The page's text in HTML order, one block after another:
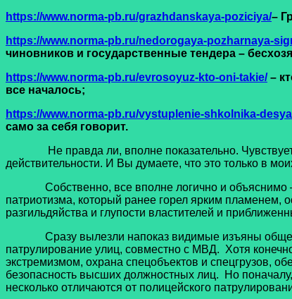
https://www.norma-pb.ru/grazhdanskaya-poziciya/–
https://www.norma-pb.ru/nedorogaya-pozharnaya-
чиновников и государственные тендера –
https://www.norma-pb.ru/evrosoyuz-kto-oni-takie/–
все началось;
https://www.norma-pb.ru/vystuplenie-shkolnika-
само за себя говорит.
Не правда ли, вполне показательно.
действительности. И Вы думаете, что это только в
Собственно, все вполне логично и объяснимо –
патриотизма, который ранее горел ярким пламенем,
разгильдяйства и глупости властителей и
Сразу вылезли напоказ видимые изъяны
патрулирование улиц, совместно с МВД. Хотя
экстремизмом, охрана спецобъектов и спецгрузов,
безопасность высших должностных лиц. Но
несколько отличаются от полицейского